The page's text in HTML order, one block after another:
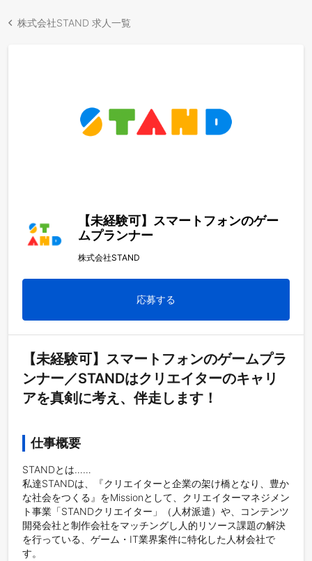
株式会社STAND 求人一覧
【未経験可】スマートフォンのゲー
ムプランナー
株式会社STAND
応募する
【未経験可】スマートフォンのゲームプラ
ンナー／STANDはクリエイターのキャリ
アを真剣に考え、伴走します！
仕事概要
STANDとは……
私達STANDは、『クリエイターと企業の架け橋となり、豊か
な社会をつくる』をMissionとして、クリエイターマネジメン
ト事業「STANDクリエイター」（人材派遣）や、コンテンツ
開発会社と制作会社をマッチングし人的リソース課題の解決
を行っている、ゲーム・IT業界案件に特化した人材会社で
す。